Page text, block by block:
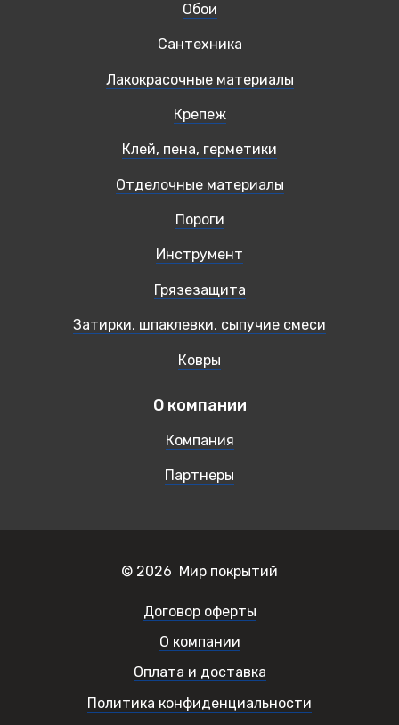
Обои
Сантехника
Лакокрасочные материалы
Крепеж
Клей, пена, герметики
Отделочные материалы
Пороги
Инструмент
Грязезащита
Затирки, шпаклевки, сыпучие смеси
Ковры
О компании
Компания
Партнеры
© 2026 Мир покрытий
Договор оферты
О компании
Оплата и доставка
Политика конфиденциальности